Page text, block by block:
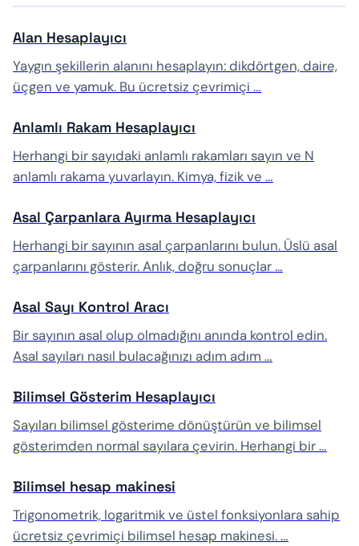
Alan Hesaplayıcı
Yaygın şekillerin alanını hesaplayın: dikdörtgen, daire,
üçgen ve yamuk. Bu ücretsiz çevrimiçi …
Anlamlı Rakam Hesaplayıcı
Herhangi bir sayıdaki anlamlı rakamları sayın ve N
anlamlı rakama yuvarlayın. Kimya, fizik ve …
Asal Çarpanlara Ayırma Hesaplayıcı
Herhangi bir sayının asal çarpanlarını bulun. Üslü asal
çarpanlarını gösterir. Anlık, doğru sonuçlar …
Asal Sayı Kontrol Aracı
Bir sayının asal olup olmadığını anında kontrol edin.
Asal sayıları nasıl bulacağınızı adım adım …
Bilimsel Gösterim Hesaplayıcı
Sayıları bilimsel gösterime dönüştürün ve bilimsel
gösterimden normal sayılara çevirin. Herhangi bir …
Bilimsel hesap makinesi
Trigonometrik, logaritmik ve üstel fonksiyonlara sahip
ücretsiz çevrimiçi bilimsel hesap makinesi. …